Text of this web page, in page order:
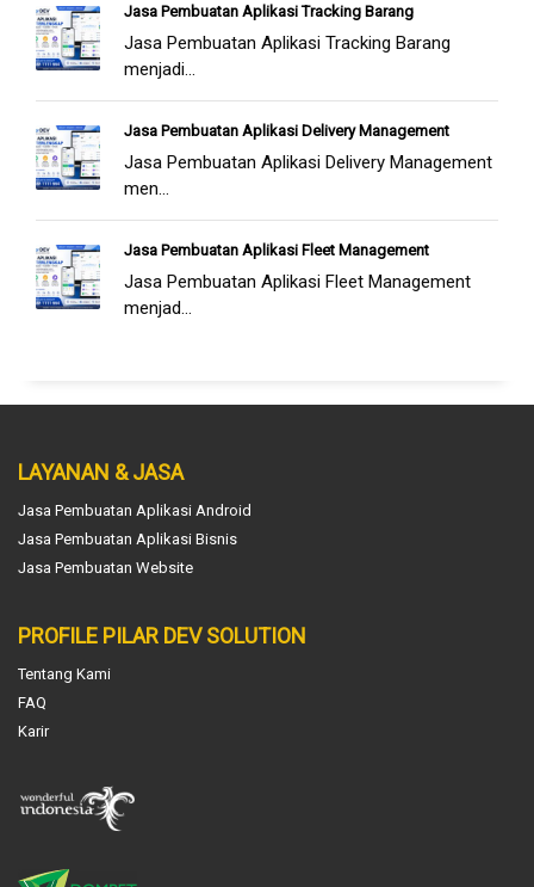
Jasa Pembuatan Aplikasi Tracking Barang
Jasa Pembuatan Aplikasi Tracking Barang
menjadi...
Jasa Pembuatan Aplikasi Delivery Management
Jasa Pembuatan Aplikasi Delivery Management
men...
Jasa Pembuatan Aplikasi Fleet Management
Jasa Pembuatan Aplikasi Fleet Management
menjad...
LAYANAN & JASA
Jasa Pembuatan Aplikasi Android
Jasa Pembuatan Aplikasi Bisnis
Jasa Pembuatan Website
PROFILE PILAR DEV SOLUTION
Tentang Kami
FAQ
Karir